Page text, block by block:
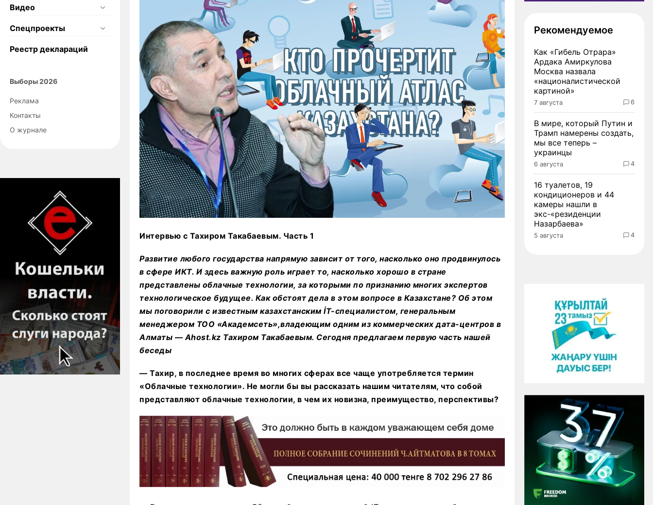
Видео
Спецпроекты
Реестр деклараций
Выборы 2026
Реклама
Контакты
О журнале
Интервью с Тахиром Такабаевым. Часть 1
Развитие любого государства напрямую зависит от того, насколько оно продвинулось
в сфере ИКТ. И здесь важную роль играет то, насколько хорошо в стране
представлены облачные технологии, за которыми по признанию многих экспертов
технологическое будущее. Как обстоят дела в этом вопросе в Казахстане? Об этом
мы поговорили с известным казахстанским İT-специалистом, генеральным
менеджером ТОО «Академсеть»,владеющим одним из коммерческих дата-центров в
Алматы — Ahost.kz Тахиром Такабаевым. Сегодня предлагаем первую часть нашей
беседы
— Тахир, в последнее время во многих сферах все чаще употребляется термин
«Облачные технологии». Не могли бы вы рассказать нашим читателям, что собой
представляют облачные технологии, в чем их новизна, преимущество, перспективы?
Рекомендуемое
Как «Гибель Отрара»
Ардака Амиркулова
Москва назвала
«националистической
картиной»
7 августа 6
В мире, который Путин и
Трамп намерены создать,
мы все теперь –
украинцы
6 августа 4
16 туалетов, 19
кондиционеров и 44
камеры нашли в
экс-«резиденции
Назарбаева»
5 августа 4